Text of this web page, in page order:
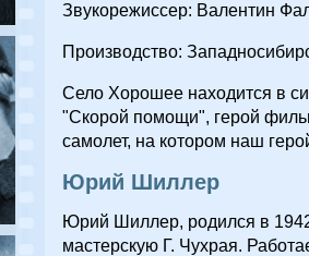
Звукорежиссер: Валентин
Производство:
Село Хорошее находится в
"Скорой помощи", герой
самолет, на котором наш
Юрий Шиллер
Юрий Шиллер, родился в
мастерскую Г. Чухрая.